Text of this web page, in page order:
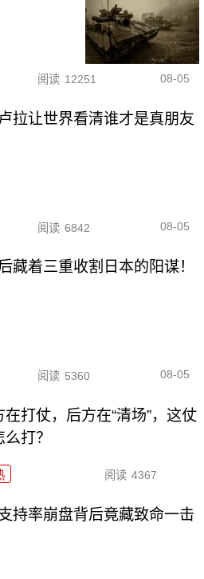
阅读 12251 08-05
拉让世界看清谁才是真朋友
阅读 6842 08-05
藏着三重收割日本的阳谋！
阅读 5360 08-05
在打仗，后方在“清场”，这仗
打？
阅读 4367
持率崩盘背后竟藏致命一击